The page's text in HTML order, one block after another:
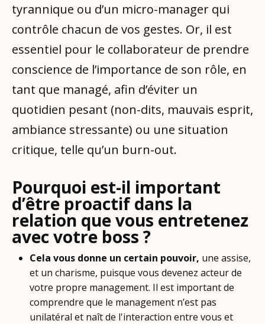
tyrannique ou d’un micro-manager qui
contrôle chacun de vos gestes. Or, il est
essentiel pour le collaborateur de prendre
conscience de l’importance de son rôle, en
tant que managé, afin d’éviter un
quotidien pesant (non-dits, mauvais esprit,
ambiance stressante) ou une situation
critique, telle qu’un burn-out.
Pourquoi est-il important
d’être proactif dans la
relation que vous entretenez
avec votre boss ?
Cela vous donne un certain pouvoir, une assise,
et un charisme, puisque vous devenez acteur de
votre propre management. Il est important de
comprendre que le management n’est pas
unilatéral et naît de l'interaction entre vous et